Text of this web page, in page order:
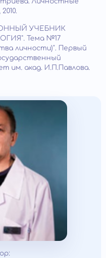
УЧЕБНИК
‎Тема №17
личности)"‎. Первый
им. акад. И.П.Павлова.